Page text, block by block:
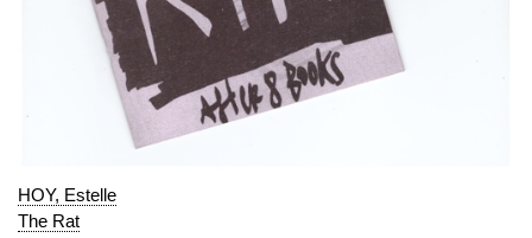
HOY, Estelle
The Rat